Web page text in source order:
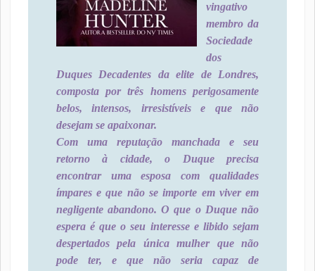
vingativo
membro da
Sociedade
dos
Duques Decadentes da elite de Londres,
composta por três homens perigosamente
belos, intensos, irresistíveis e que não
desejam se apaixonar.
Com uma reputação manchada e seu
retorno à cidade, o Duque precisa
encontrar uma esposa com qualidades
ímpares e que não se importe em viver em
negligente abandono. O que o Duque não
espera é que o seu interesse e libido sejam
despertados pela única mulher que não
pode ter, e que não seria capaz de